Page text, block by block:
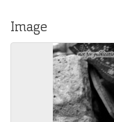
Image